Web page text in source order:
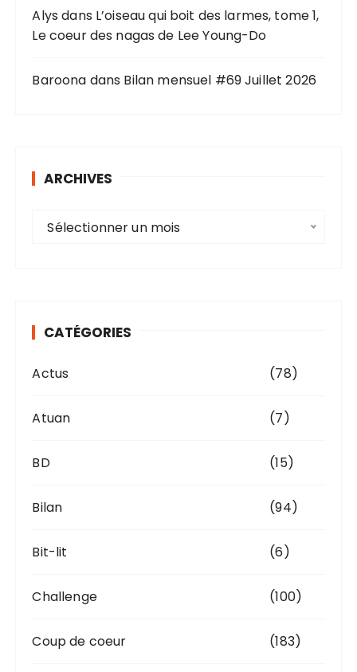
Alys dans L’oiseau qui boit des larmes, tome 1,
Le coeur des nagas de Lee Young-Do
Baroona dans Bilan mensuel #69 Juillet 2026
ARCHIVES
e
Sélectionner un mois
CATÉGORIES
Actus (78)
Atuan (7)
BD (15)
Bilan (94)
Bit-lit (6)
Challenge (100)
Coup de coeur (183)